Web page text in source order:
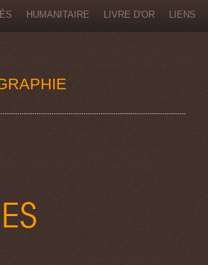
HUMANITAIRE LIVRE D'OR LIENS